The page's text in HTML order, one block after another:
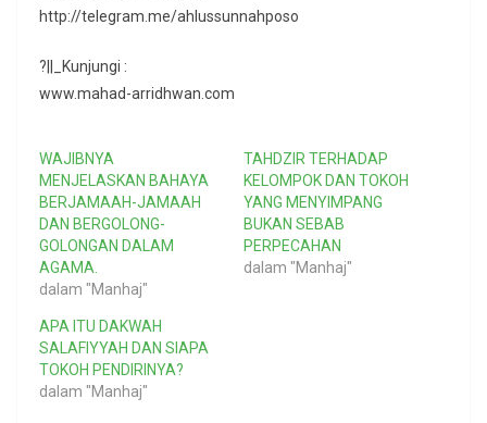
http://telegram.me/ahlussunnahposo
?||_Kunjungi :
www.mahad-arridhwan.com
WAJIBNYA
MENJELASKAN BAHAYA
BERJAMAAH-JAMAAH
DAN BERGOLONG-
GOLONGAN DALAM
AGAMA.
dalam "Manhaj"
TAHDZIR TERHADAP
KELOMPOK DAN TOKOH
YANG MENYIMPANG
BUKAN SEBAB
PERPECAHAN
dalam "Manhaj"
APA ITU DAKWAH
SALAFIYYAH DAN SIAPA
TOKOH PENDIRINYA?
dalam "Manhaj"